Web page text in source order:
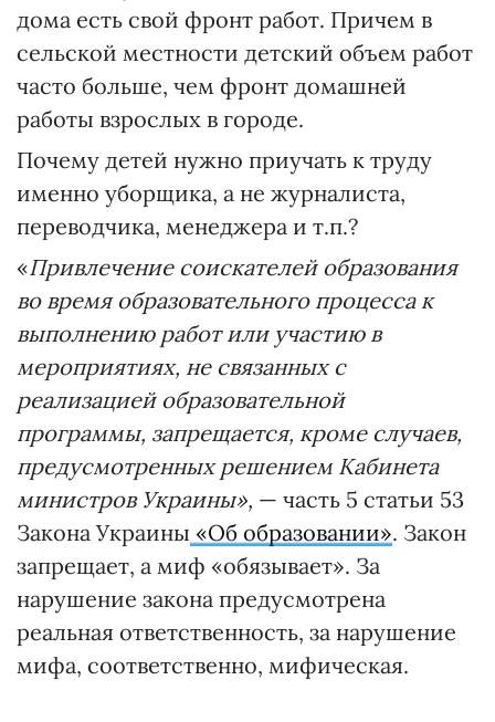
дома есть свой фронт работ. Причем в
сельской местности детский объем работ
часто больше, чем фронт домашней
работы взрослых в городе.
Почему детей нужно приучать к труду
именно уборщика, а не журналиста,
переводчика, менеджера и т.п.?
«Привлечение соискателей образования
во время образовательного процесса к
выполнению работ или участию в
мероприятиях, не связанных с
реализацией образовательной
программы, запрещается, кроме случаев,
предусмотренных решением Кабинета
министров Украины», — часть 5 статьи 53
Закона Украины «Об образовании». Закон
запрещает, а миф «обязывает». За
нарушение закона предусмотрена
реальная ответственность, за нарушение
мифа, соответственно, мифическая.